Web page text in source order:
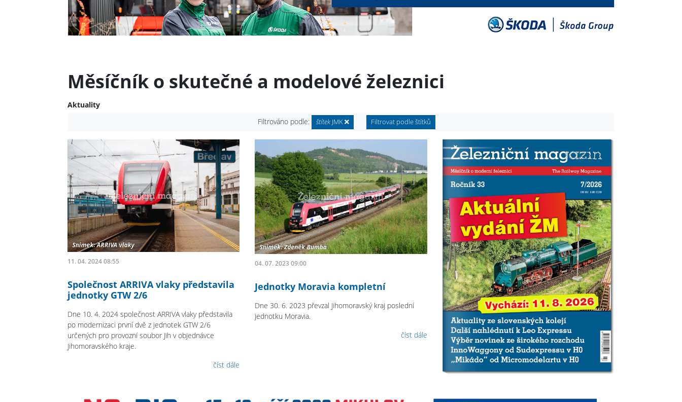
Měsíčník o skutečné a modelové železnici
Aktuality
Filtrováno podle:
štítekJMK Filtrovat podle štítků
11. 04. 2024 08:55
Společnost ARRIVA vlaky představila
jednotky GTW 2/6
Dne 10. 4. 2024 společnost ARRIVA vlaky představila
po modernizaci první dvě z jednotek GTW 2/6
určených pro provozní soubor Jih v objednávce
Jihomoravského kraje.
číst dále
04. 07. 2023 09:00
Jednotky Moravia kompletní
Dne 30. 6. 2023 převzal Jihomoravský kraj poslední
jednotku Moravia.
číst dále